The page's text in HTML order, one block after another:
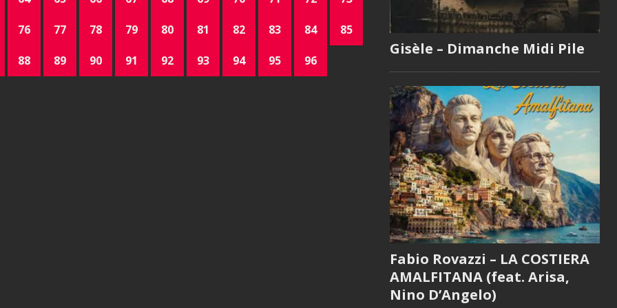
76 77 78 79 80 81 82 83 84 85
88 89 90 91 92 93 94 95 96
Gisèle – Dimanche Midi Pile
Fabio Rovazzi – LA COSTIERA
AMALFITANA (feat. Arisa,
Nino D’Angelo)